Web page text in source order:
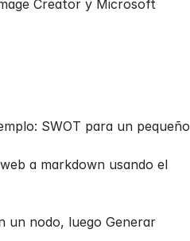
Creator y Microsoft
SWOT para un pequeño
a markdown usando el
un nodo, luego Generar